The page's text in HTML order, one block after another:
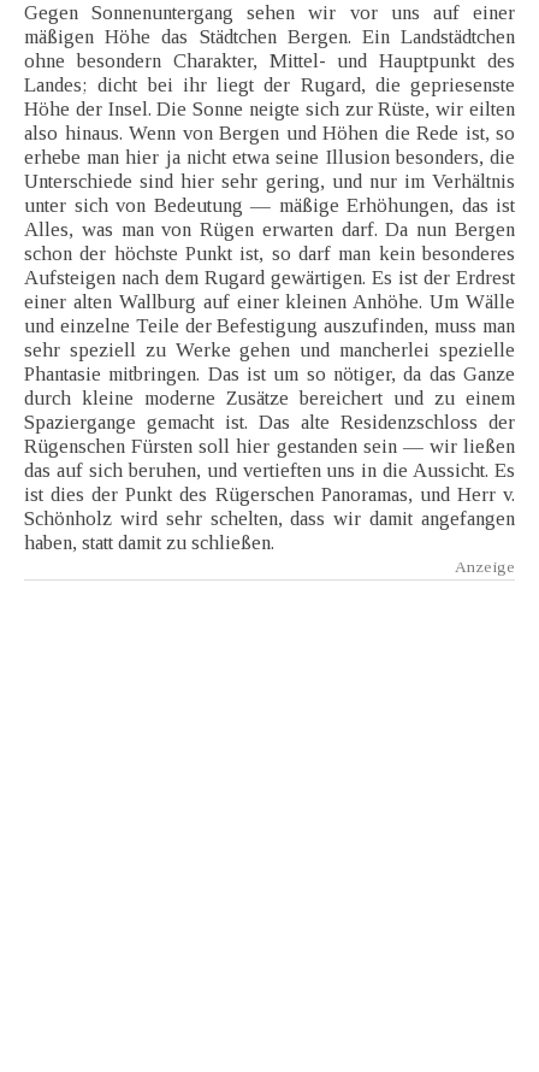
Gegen Sonnenuntergang sehen wir vor uns auf einer
mäßigen Höhe das Städtchen Bergen. Ein Landstädtchen
ohne besondern Charakter, Mittel- und Hauptpunkt des
Landes; dicht bei ihr liegt der Rugard, die gepriesenste
Höhe der Insel. Die Sonne neigte sich zur Rüste, wir eilten
also hinaus. Wenn von Bergen und Höhen die Rede ist, so
erhebe man hier ja nicht etwa seine Illusion besonders, die
Unterschiede sind hier sehr gering, und nur im Verhältnis
unter sich von Bedeutung — mäßige Erhöhungen, das ist
Alles, was man von Rügen erwarten darf. Da nun Bergen
schon der höchste Punkt ist, so darf man kein besonderes
Aufsteigen nach dem Rugard gewärtigen. Es ist der Erdrest
einer alten Wallburg auf einer kleinen Anhöhe. Um Wälle
und einzelne Teile der Befestigung auszufinden, muss man
sehr speziell zu Werke gehen und mancherlei spezielle
Phantasie mitbringen. Das ist um so nötiger, da das Ganze
durch kleine moderne Zusätze bereichert und zu einem
Spaziergange gemacht ist. Das alte Residenzschloss der
Rügenschen Fürsten soll hier gestanden sein — wir ließen
das auf sich beruhen, und vertieften uns in die Aussicht. Es
ist dies der Punkt des Rügerschen Panoramas, und Herr v.
Schönholz wird sehr schelten, dass wir damit angefangen
haben, statt damit zu schließen.